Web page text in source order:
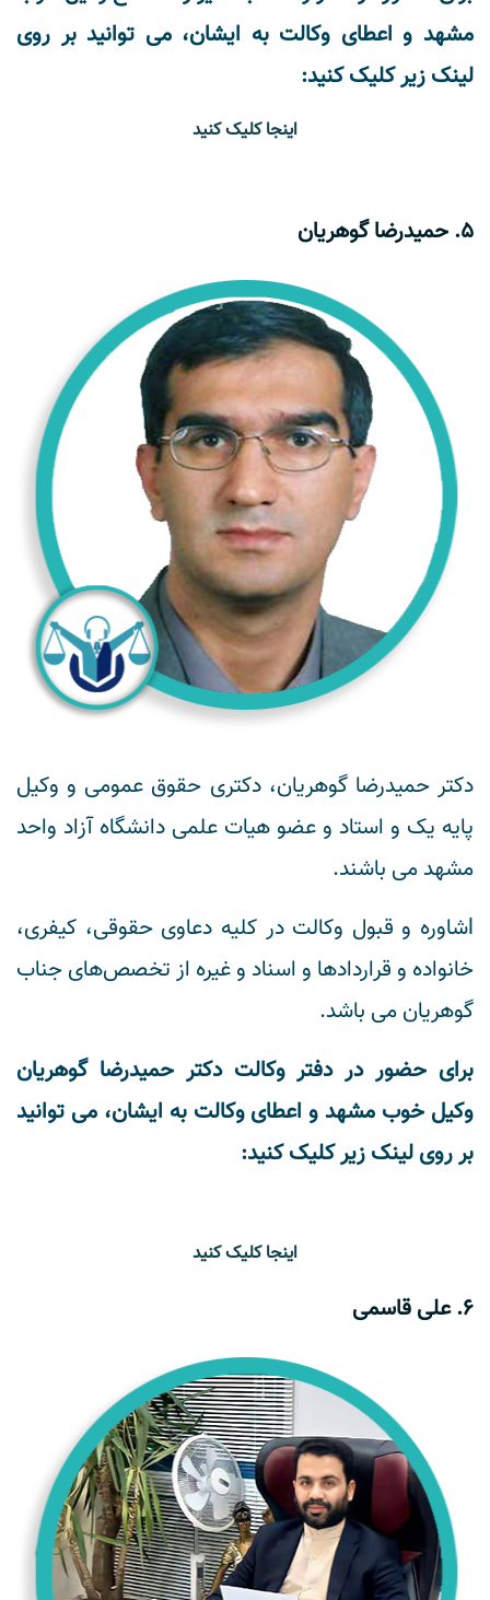
مشهد و اعطای وکالت به ایشان، می توانید بر روی
لینک زیر کلیک کنید:
اینجا کلیک کنید
5. حمیدرضا گوهریان
دکتر حمیدرضا گوهریان، دکتری حقوق عمومی و وکیل
پایه یک و استاد و عضو هیات علمی دانشگاه آزاد واحد
مشهد می باشند.
lشاوره و قبول وکالت در کلیه دعاوی حقوقی، کیفری،
خانواده و قراردادها و اسناد و غیره از تخصص‌های جناب
گوهریان می باشد.
برای حضور در دفتر وکالت دکتر حمیدرضا گوهریان
وکیل خوب مشهد و اعطای وکالت به ایشان، می توانید
بر روی لینک زیر کلیک کنید:
اینجا کلیک کنید
6. علی قاسمی